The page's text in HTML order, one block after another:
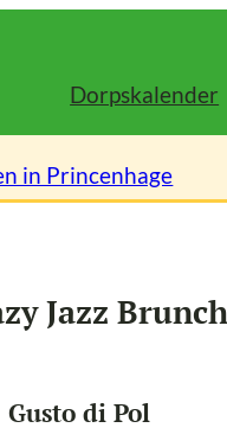
Dorpskalender
in Princenhage
Jazz Brunch
di Pol